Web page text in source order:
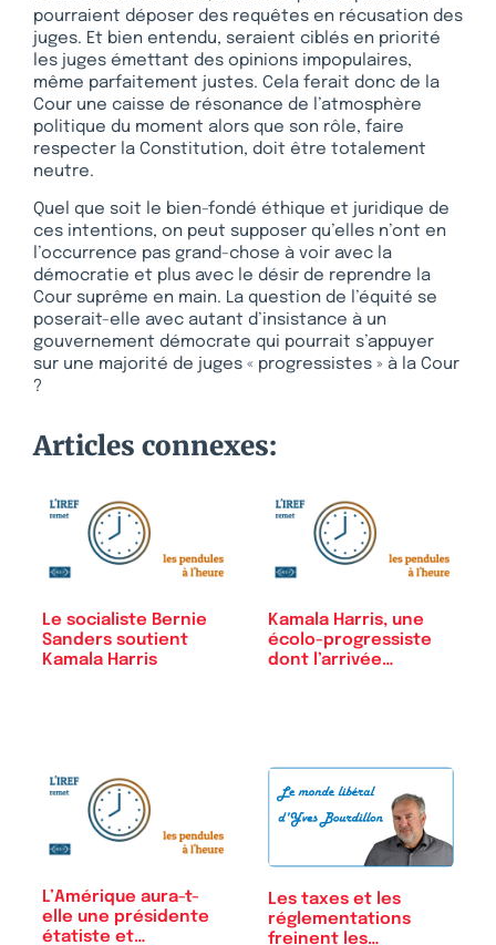
pourraient déposer des requêtes en récusation des
juges. Et bien entendu, seraient ciblés en priorité
les juges émettant des opinions impopulaires,
même parfaitement justes. Cela ferait donc de la
Cour une caisse de résonance de l’atmosphère
politique du moment alors que son rôle, faire
respecter la Constitution, doit être totalement
neutre.
Quel que soit le bien-fondé éthique et juridique de
ces intentions, on peut supposer qu’elles n’ont en
l’occurrence pas grand-chose à voir avec la
démocratie et plus avec le désir de reprendre la
Cour suprême en main. La question de l’équité se
poserait-elle avec autant d’insistance à un
gouvernement démocrate qui pourrait s’appuyer
sur une majorité de juges « progressistes » à la Cour
?
Articles connexes:
Le socialiste Bernie
Sanders soutient
Kamala Harris
Kamala Harris, une
écolo-progressiste
dont l’arrivée…
L’Amérique aura-t-
elle une présidente
étatiste et…
Les taxes et les
réglementations
freinent les…